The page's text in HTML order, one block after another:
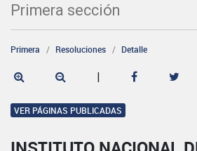
Primera sección
Primera Resoluciones Detalle
|
VER PÁGINAS PUBLICADAS